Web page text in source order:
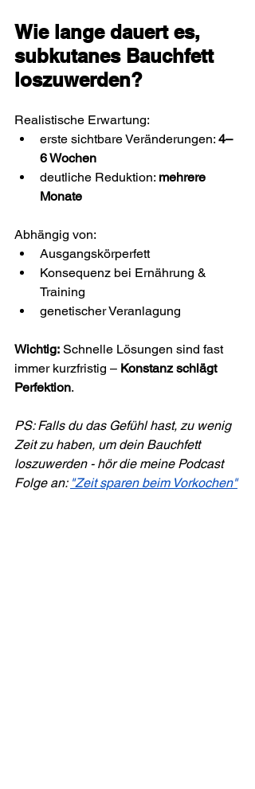
Wie lange dauert es,
subkutanes Bauchfett
loszuwerden?
Realistische Erwartung:
erste sichtbare Veränderungen: 4–
6 Wochen
deutliche Reduktion: mehrere
Monate
Abhängig von:
Ausgangskörperfett
Konsequenz bei Ernährung &
Training
genetischer Veranlagung
Wichtig: Schnelle Lösungen sind fast
immer kurzfristig – Konstanz schlägt
Perfektion.
PS: Falls du das Gefühl hast, zu wenig
Zeit zu haben, um dein Bauchfett
loszuwerden - hör die meine Podcast
Folge an: "Zeit sparen beim Vorkochen"